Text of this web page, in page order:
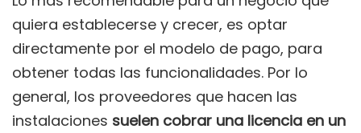
quiera establecerse y crecer, es optar
directamente por el modelo de pago, para
obtener todas las funcionalidades. Por lo
general, los proveedores que hacen las
instalaciones suelen cobrar una licencia en un